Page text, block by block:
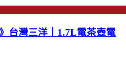
台灣三洋｜1.7L電茶壺電